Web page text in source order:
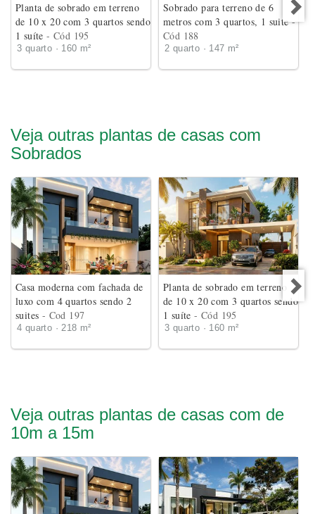
Planta de sobrado em terreno
de 10 x 20 com 3 quartos sendo
1 suíte- Cód 195
3 quarto · 160 m²
Sobrado para terreno de 6
metros com 3 quartos, 1 suite-
Cód 188
2 quarto · 147 m²
Veja outras plantas de casas com
Sobrados
Casa moderna com fachada de
luxo com 4 quartos sendo 2
suites - Cod 197
4 quarto · 218 m²
Planta de sobrado em terreno
de 10 x 20 com 3 quartos sendo
1 suíte- Cód 195
3 quarto · 160 m²
Veja outras plantas de casas com de
10m a 15m